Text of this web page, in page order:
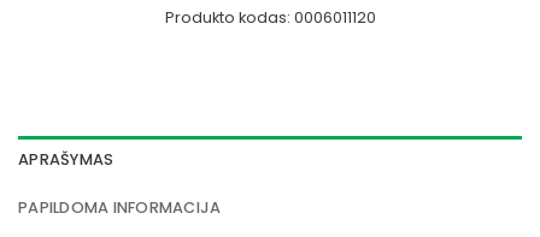
Produkto kodas: 0006011120
APRAŠYMAS
PAPILDOMA INFORMACIJA